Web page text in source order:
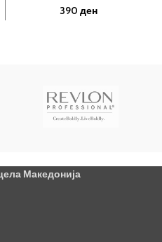
390 ден
Македонија